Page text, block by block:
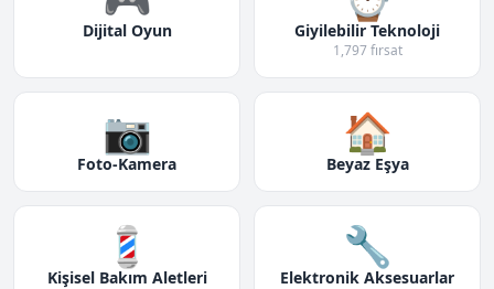
Dijital Oyun Giyilebilir Teknoloji
1,797 fırsat
📷
Foto-Kamera
🏠
Beyaz Eşya
💈
Kişisel Bakım Aletleri
🔧
Elektronik Aksesuarlar